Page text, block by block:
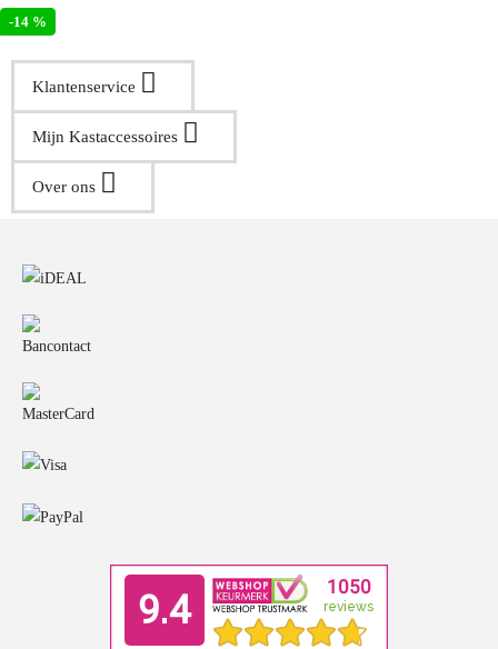
-14 %
Klantenservice
Mijn Kastaccessoires
Over ons